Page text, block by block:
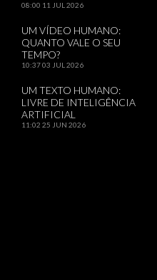
08:00 11 JUL 2026
UM VÍDEO HUMANO:
QUANTO VALE O SEU
TEMPO?
10:3703 JUL 2026
UM TEXTO HUMANO:
LIVRE DE INTELIGÊNCIA
ARTIFICIAL
11:02 25 JUN 2026